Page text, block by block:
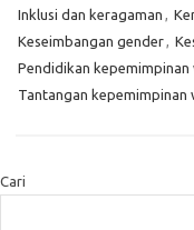
Inklusi dan keragaman ,
Keseimbangan gender,
Pendidikan kepemimpinan
Tantangan kepemimpinan
Cari